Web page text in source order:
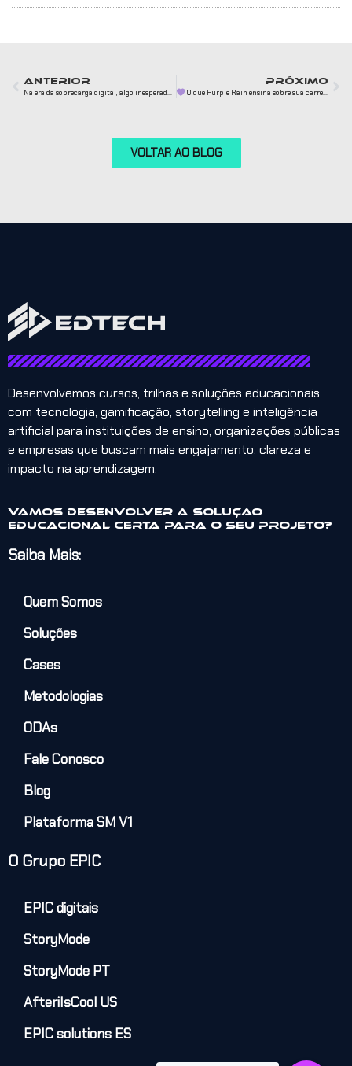
ANTERIOR
Na era da sobrecarga digital, algo inesperado acontece: o papel volta a brilhar.
PRÓXIMO
O que Purple Rain ensina sobre sua carreira criativa?
VOLTAR AO BLOG
Desenvolvemos cursos, trilhas e soluções educacionais
com tecnologia, gamificação, storytelling e inteligência
artificial para instituições de ensino, organizações públicas
e empresas que buscam mais engajamento, clareza e
impacto na aprendizagem.
Vamos desenvolver a solução
educacional certa para o seu projeto?
Saiba Mais:
Quem Somos
Soluções
Cases
Metodologias
ODAs
Fale Conosco
Blog
Plataforma SM V1
O Grupo EPIC
EPIC digitais
StoryMode
StoryMode PT
AfteriIsCool US
EPIC solutions ES